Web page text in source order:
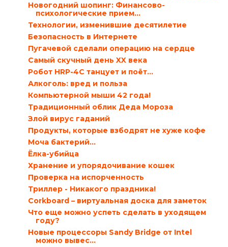
Новогодний шопинг: Финансово-
психологические прием...
Технологии, изменившие десятилетие
Безопасность в Интернете
Пугачевой сделали операцию на сердце
Самый скучный день XX века
Робот HRP-4C танцует и поёт…
Алкоголь: вред и польза
Компьютерной мыши 42 года!
Традиционный облик Деда Мороза
Злой вирус гаданий
Продукты, которые взбодрят не хуже кофе
Моча бактерий…
Ёлка-убийца
Хранение и упорядочивание кошек
Проверка на испорченность
Триллер - Никакого праздника!
Corkboard – виртуальная доска для заметок
Что еще можно успеть сделать в уходящем
году?
Новые процессоры Sandy Bridge от Intel
можно вывес...